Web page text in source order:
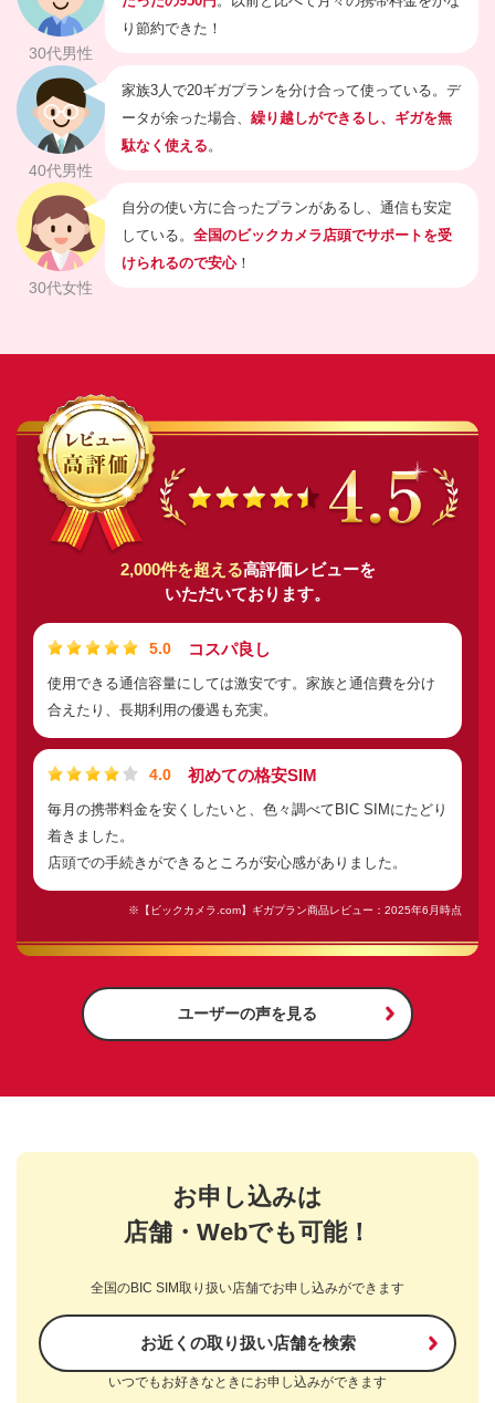
り節約できた！
30代男性
家族3人で20ギガプランを分け合って使っている。デ
ータが余った場合、 繰り越しができるし、ギガを無
駄なく使える。
40代男性
自分の使い方に合ったプランがあるし、通信も安定
している。 全国のビックカメラ店頭でサポートを受
けられるので安心！
30代女性
2,000件を超える高評価レビューを
いただいております。
5.0 コスパ良し
使用できる通信容量にしては激安です。家族と通信費を分け
合えたり、長期利用の優遇も充実。
4.0 初めての格安SIM
毎月の携帯料金を安くしたいと、色々調べてBIC SIMにたどり
着きました。
店頭での手続きができるところが安心感がありました。
※【ビックカメラ.com】ギガプラン商品レビュー：2025年6月時点
ユーザーの声を見る
お申し込みは
店舗・Webでも可能！
全国のBIC SIM取り扱い店舗でお申し込みができます
お近くの取り扱い店舗を検索
いつでもお好きなときにお申し込みができます